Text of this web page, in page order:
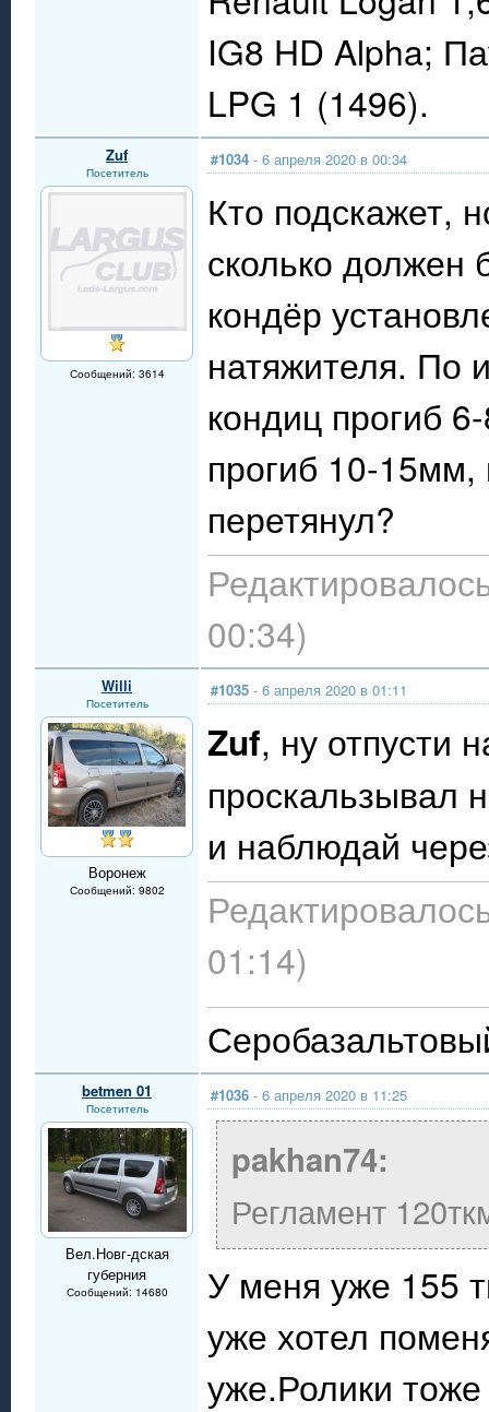
IG8 HD Alpha;
LPG 1 (1496).
Zuf
Посетитель
Сообщений: 3614
#1034 - 6 апреля 2020 в 00:34
Кто подскажет,
сколько должен
кондёр
натяжителя. По
кондиц прогиб
прогиб 10-
перетянул?
00:34)
Willi
Посетитель
Воронеж
Сообщений: 9802
#1035 - 6 апреля 2020 в 01:11
Zuf, ну отпусти
проскальзывал
и наблюдай
01:14)
betmen 01
Посетитель
Вел.Новг-дская
губерния
Сообщений: 14680
#1036 - 6 апреля 2020 в 11:25
pakhan74:
Регламент
У меня уже 155
уже хотел
уже.Ролики